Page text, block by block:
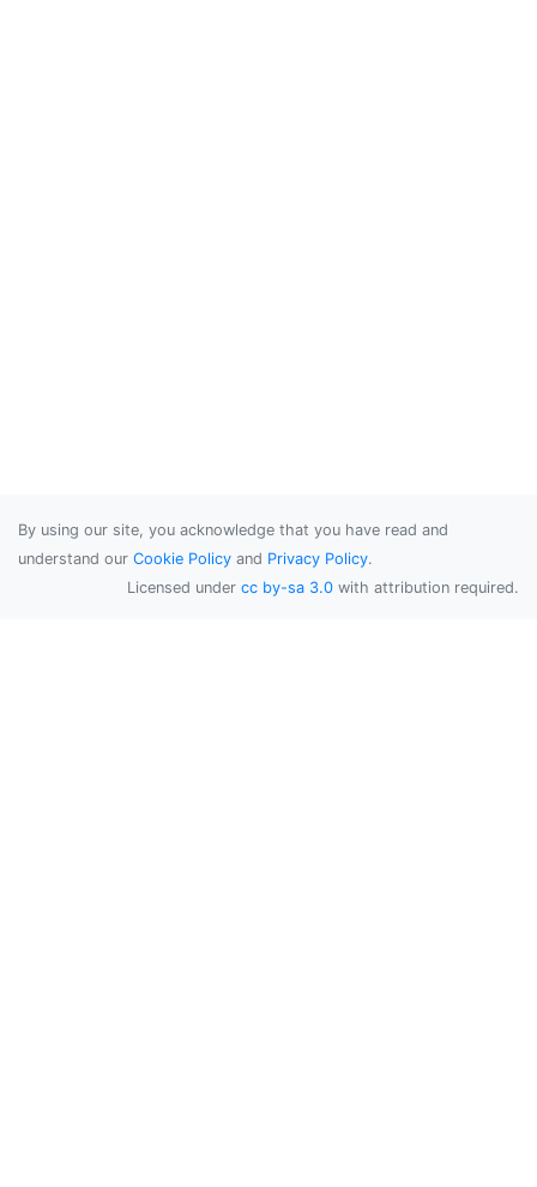
By using our site, you acknowledge that you have read and
understand our Cookie Policy and Privacy Policy.
Licensed under cc by-sa 3.0 with attribution required.